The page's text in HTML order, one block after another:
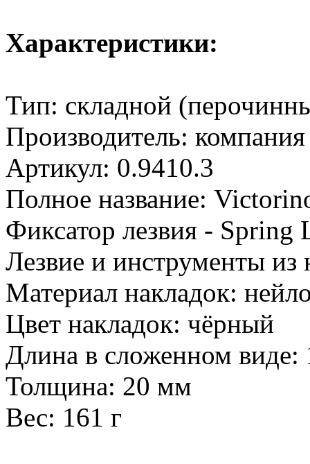
Характеристики:
Тип: складной
Производитель:
Артикул: 0.9410.3
Полное название:
Фиксатор лезвия - Spring
Лезвие и инструменты
Материал накладок:
Цвет накладок: чёрный
Длина в сложенном
Толщина: 20 мм
Вес: 161 г